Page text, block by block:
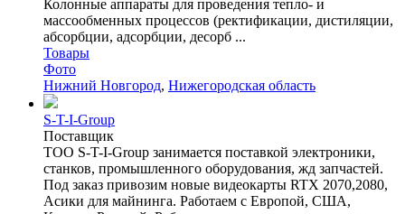
Колонные аппараты для проведения тепло- и
массообменных процессов (ректификации, дистиляции,
абсорбции, адсорбции, десорб ...
Товары
Фото
Нижний Новгород, Нижегородская область
S-T-I-Group
Поставщик
ТОО S-T-I-Group занимается поставкой электроники,
станков, промышленного оборудования, жд запчастей.
Под заказ привозим новые видеокарты RTX 2070,2080,
Асики для майнинга. Работаем с Европой, США,